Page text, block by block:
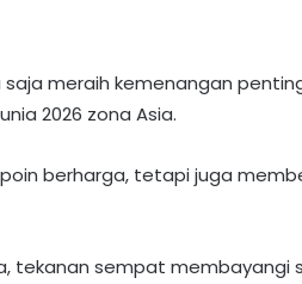
meraih kemenangan
2026 zona Asia.
berharga, tetapi juga
tekanan sempat membayangi